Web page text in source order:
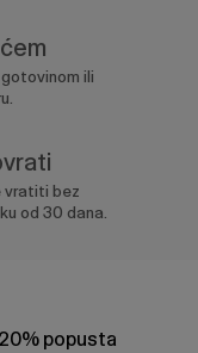
ili
vratiti bez
od 30 dana.
popusta